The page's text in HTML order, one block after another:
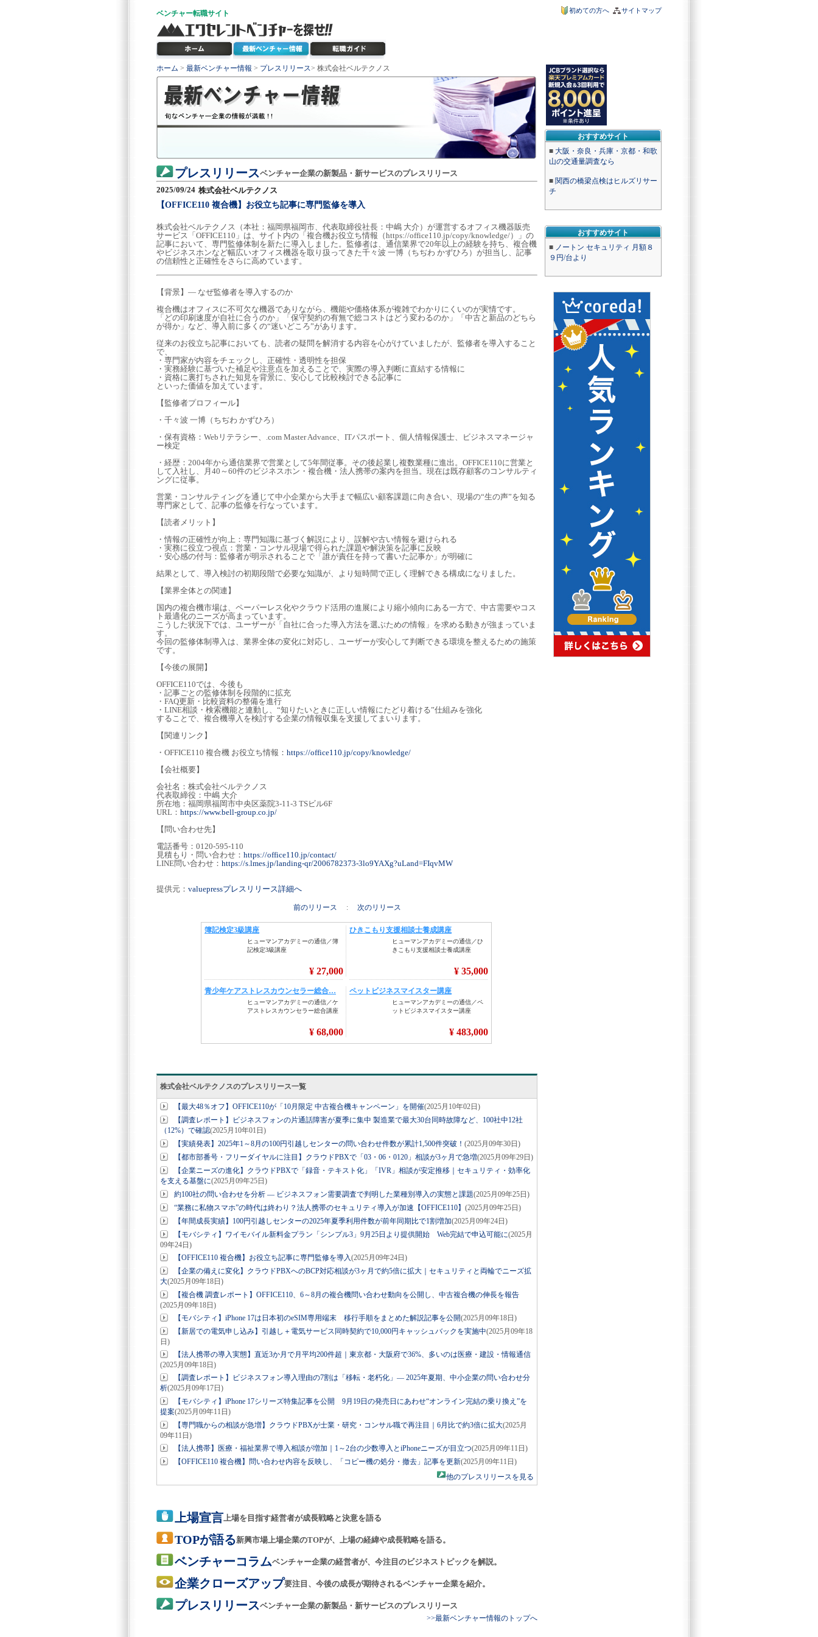
ベンチャー転職サイト サイトマップ
初めての方へ
おすすめサイト
■ 大阪・奈良・兵庫・京都・和歌
山の交通量調査なら
■ 関西の橋梁点検はヒルズリサー
チ
おすすめサイト
■ ノートン セキュリティ 月額８
９円/台より
ホーム > 最新ベンチャー情報 > プレスリリース> 株式会社ベルテクノス
プレスリリースベンチャー企業の新製品・新サービスのプレスリリース
2025/09/24 株式会社ベルテクノス
【OFFICE110 複合機】お役立ち記事に専門監修を導入
株式会社ベルテクノス（本社：福岡県福岡市、代表取締役社長：中嶋 大介）が運営するオフィス機器販売
サービス「OFFICE110」は、サイト内の「複合機お役立ち情報（https://office110.jp/copy/knowledge/）」の
記事において、専門監修体制を新たに導入しました。監修者は、通信業界で20年以上の経験を持ち、複合機
やビジネスホンなど幅広いオフィス機器を取り扱ってきた千々波 一博（ちぢわ かずひろ）が担当し、記事
の信頼性と正確性をさらに高めています。
【背景】― なぜ監修者を導入するのか
複合機はオフィスに不可欠な機器でありながら、機能や価格体系が複雑でわかりにくいのが実情です。
「どの印刷速度が自社に合うのか」「保守契約の有無で総コストはどう変わるのか」「中古と新品のどちら
が得か」など、導入前に多くの“迷いどころ”があります。
従来のお役立ち記事においても、読者の疑問を解消する内容を心がけていましたが、監修者を導入すること
で、
・専門家が内容をチェックし、正確性・透明性を担保
・実務経験に基づいた補足や注意点を加えることで、実際の導入判断に直結する情報に
・資格に裏打ちされた知見を背景に、安心して比較検討できる記事に
といった価値を加えています。
【監修者プロフィール】
・千々波 一博（ちぢわ かずひろ）
・保有資格：Webリテラシー、.com Master Advance、ITパスポート、個人情報保護士、ビジネスマネージャ
ー検定
・経歴：2004年から通信業界で営業として5年間従事。その後起業し複数業種に進出。OFFICE110に営業と
して入社し、月40～60件のビジネスホン・複合機・法人携帯の案内を担当。現在は既存顧客のコンサルティ
ングに従事。
営業・コンサルティングを通じて中小企業から大手まで幅広い顧客課題に向き合い、現場の“生の声”を知る
専門家として、記事の監修を行なっています。
【読者メリット】
・情報の正確性が向上：専門知識に基づく解説により、誤解や古い情報を避けられる
・実務に役立つ視点：営業・コンサル現場で得られた課題や解決策を記事に反映
・安心感の付与：監修者が明示されることで「誰が責任を持って書いた記事か」が明確に
結果として、導入検討の初期段階で必要な知識が、より短時間で正しく理解できる構成になりました。
【業界全体との関連】
国内の複合機市場は、ペーパーレス化やクラウド活用の進展により縮小傾向にある一方で、中古需要やコス
ト最適化のニーズが高まっています。
こうした状況下では、ユーザーが「自社に合った導入方法を選ぶための情報」を求める動きが強まっていま
す。
今回の監修体制導入は、業界全体の変化に対応し、ユーザーが安心して判断できる環境を整えるための施策
です。
【今後の展開】
OFFICE110では、今後も
・記事ごとの監修体制を段階的に拡充
・FAQ更新・比較資料の整備を進行
・LINE相談・検索機能と連動し、“知りたいときに正しい情報にたどり着ける”仕組みを強化
することで、複合機導入を検討する企業の情報収集を支援してまいります。
【関連リンク】
・OFFICE110 複合機 お役立ち情報： https://office110.jp/copy/knowledge/
【会社概要】
会社名：株式会社ベルテクノス
代表取締役：中嶋 大介
所在地：福岡県福岡市中央区薬院3-11-3 TSビル6F
URL： https://www.bell-group.co.jp/
【問い合わせ先】
電話番号：0120-595-110
見積もり・問い合わせ： https://office110.jp/contact/
LINE問い合わせ： https://s.lmes.jp/landing-qr/2006782373-3lo9YAXg?uLand=FIqvMW
提供元： valuepressプレスリリース詳細へ
前のリリース : 次のリリース
株式会社ベルテクノスのプレスリリース一覧
【最大48％オフ】OFFICE110が「10月限定 中古複合機キャンペーン」を開催(2025月10年02日)
【調査レポート】ビジネスフォンの片通話障害が夏季に集中 製造業で最大30台同時故障など、100社中12社
（12%）で確認(2025月10年01日)
【実績発表】2025年1～8月の100円引越しセンターの問い合わせ件数が累計1,500件突破！ (2025月09年30日)
【都市部番号・フリーダイヤルに注目】クラウドPBXで「03・06・0120」相談が3ヶ月で急増(2025月09年29日)
【企業ニーズの進化】クラウドPBXで「録音・テキスト化」「IVR」相談が安定推移｜セキュリティ・効率化
を支える基盤に(2025月09年25日)
約100社の問い合わせを分析 ― ビジネスフォン需要調査で判明した業種別導入の実態と課題(2025月09年25日)
“業務に私物スマホ”の時代は終わり？法人携帯のセキュリティ導入が加速【OFFICE110】 (2025月09年25日)
【年間成長実績】100円引越しセンターの2025年夏季利用件数が前年同期比で1割増加(2025月09年24日)
【モバシティ】ワイモバイル新料金プラン「シンプル3」9月25日より提供開始 Web完結で申込可能に(2025月
09年24日)
【OFFICE110 複合機】お役立ち記事に専門監修を導入(2025月09年24日)
【企業の備えに変化】クラウドPBXへのBCP対応相談が3ヶ月で約5倍に拡大｜セキュリティと両輪でニーズ拡
大(2025月09年18日)
【複合機 調査レポート】OFFICE110、6～8月の複合機問い合わせ動向を公開し、中古複合機の伸長を報告
(2025月09年18日)
【モバシティ】iPhone 17は日本初のeSIM専用端末 移行手順をまとめた解説記事を公開(2025月09年18日)
【新居での電気申し込み】引越し＋電気サービス同時契約で10,000円キャッシュバックを実施中(2025月09年18
日)
【法人携帯の導入実態】直近3か月で月平均200件超｜東京都・大阪府で36%、多いのは医療・建設・情報通信
(2025月09年18日)
【調査レポート】ビジネスフォン導入理由の7割は「移転・老朽化」― 2025年夏期、中小企業の問い合わせ分
析(2025月09年17日)
【モバシティ】iPhone 17シリーズ特集記事を公開 9月19日の発売日にあわせ“オンライン完結の乗り換え”を
提案(2025月09年11日)
【専門職からの相談が急増】クラウドPBXが士業・研究・コンサル職で再注目｜6月比で約3倍に拡大(2025月
09年11日)
【法人携帯】医療・福祉業界で導入相談が増加｜1～2台の少数導入とiPhoneニーズが目立つ(2025月09年11日)
【OFFICE110 複合機】問い合わせ内容を反映し、「コピー機の処分・撤去」記事を更新(2025月09年11日)
他のプレスリリースを見る
上場宣言上場を目指す経営者が成長戦略と決意を語る
TOPが語る新興市場上場企業のTOPが、上場の経緯や成長戦略を語る。
ベンチャーコラムベンチャー企業の経営者が、今注目のビジネストピックを解説。
企業クローズアップ要注目、今後の成長が期待されるベンチャー企業を紹介。
プレスリリースベンチャー企業の新製品・新サービスのプレスリリース
>>最新ベンチャー情報のトップへ